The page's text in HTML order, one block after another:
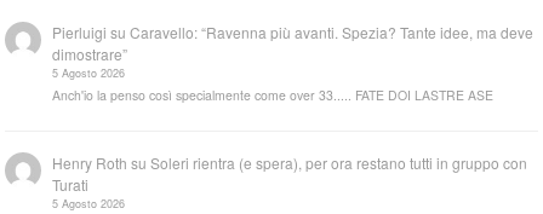
Pierluigi suCaravello: “Ravenna più avanti. Spezia? Tante idee, ma deve
dimostrare”
5 Agosto 2026
Anch'io la penso così specialmente come over 33..... FATE DOI LASTRE ASE
Henry Roth suSoleri rientra (e spera), per ora restano tutti in gruppo con
Turati
5 Agosto 2026